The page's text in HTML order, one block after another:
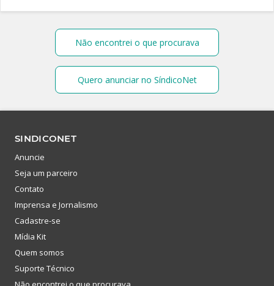
Não encontrei o que procurava
Quero anunciar no SíndicoNet
SINDICONET
Anuncie
Seja um parceiro
Contato
Imprensa e Jornalismo
Cadastre-se
Mídia Kit
Quem somos
Suporte Técnico